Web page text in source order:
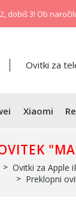
dobiš 3! Ob
Ovitki za
Xiaomi
Ovitki za Apple
Preklopni